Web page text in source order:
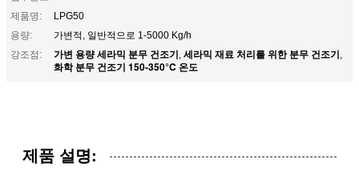
제품명:
LPG50
용량:
가변적, 일반적으로 1-5000 Kg/h
강조점:
가변 용량 세라믹 분무 건조기, 세라믹 재료 처리를 위한 분무 건조기,
화학 분무 건조기 150-350°C 온도
제품 설명: